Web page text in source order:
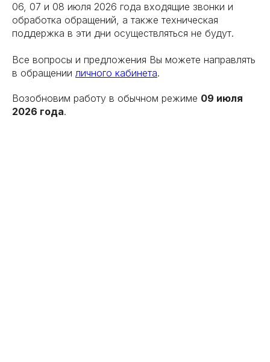
06, 07 и 08 июля 2026 года входящие звонки и
обработка обращений, а также техническая
поддержка в эти дни осуществляться не будут.
Все вопросы и предложения Вы можете направлять
в обращении личного кабинета.
Возобновим работу в обычном режиме 09 июля
2026 года.